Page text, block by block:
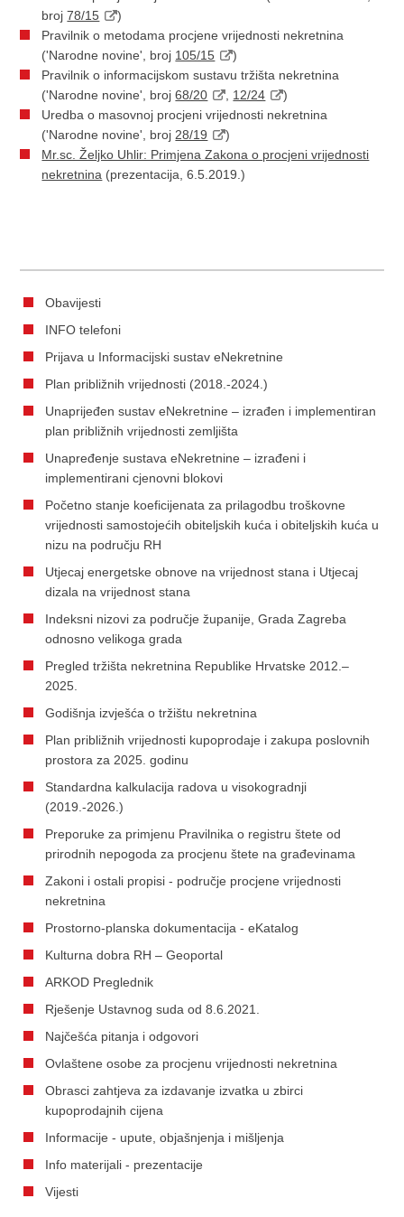
broj78/15
)
Pravilnik o metodama procjene vrijednosti nekretnina
('Narodne novine', broj 105/15
)
Pravilnik o informacijskom sustavu tržišta nekretnina
('Narodne novine', broj68/20 12/24
)
Uredba o masovnoj procjeni vrijednosti nekretnina
('Narodne novine', broj 28/19
)
Mr.sc. Željko Uhlir: Primjena Zakona o procjeni vrijednosti
nekretnina (prezentacija, 6.5.2019.)
Obavijesti
INFO telefoni
Prijava u Informacijski sustav eNekretnine
Plan približnih vrijednosti (2018.-2024.)
Unaprijeđen sustav eNekretnine – izrađen i implementiran
plan približnih vrijednosti zemljišta
Unapređenje sustava eNekretnine – izrađeni i
implementirani cjenovni blokovi
Početno stanje koeficijenata za prilagodbu troškovne
vrijednosti samostojećih obiteljskih kuća i obiteljskih kuća u
nizu na području RH
Utjecaj energetske obnove na vrijednost stana i Utjecaj
dizala na vrijednost stana
Indeksni nizovi za područje županije, Grada Zagreba
odnosno velikoga grada
Pregled tržišta nekretnina Republike Hrvatske 2012.–
2025.
Godišnja izvješća o tržištu nekretnina
Plan približnih vrijednosti kupoprodaje i zakupa poslovnih
prostora za 2025. godinu
Standardna kalkulacija radova u visokogradnji
(2019.-2026.)
Preporuke za primjenu Pravilnika o registru štete od
prirodnih nepogoda za procjenu štete na građevinama
Zakoni i ostali propisi - područje procjene vrijednosti
nekretnina
Prostorno-planska dokumentacija - eKatalog
Kulturna dobra RH – Geoportal
ARKOD Preglednik
Rješenje Ustavnog suda od 8.6.2021.
Najčešća pitanja i odgovori
Ovlaštene osobe za procjenu vrijednosti nekretnina
Obrasci zahtjeva za izdavanje izvatka u zbirci
kupoprodajnih cijena
Informacije - upute, objašnjenja i mišljenja
Info materijali - prezentacije
Vijesti